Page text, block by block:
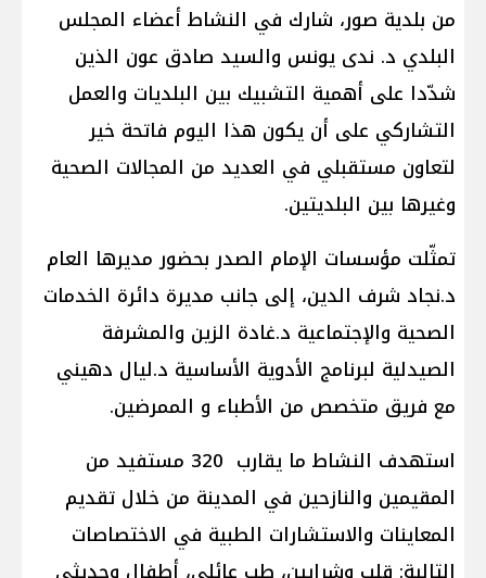
من بلدية صور، شارك في النشاط أعضاء المجلس
البلدي د. ندى يونس والسيد صادق عون الذين
شدّدا على أهمية التشبيك بين البلديات والعمل
التشاركي على أن يكون هذا اليوم فاتحة خير
لتعاون مستقبلي في العديد من المجالات الصحية
وغيرها بين البلديتين.
تمثّلت مؤسسات الإمام الصدر بحضور مديرها العام
د.نجاد شرف الدين، إلى جانب مديرة دائرة الخدمات
الصحية والإجتماعية د.غادة الزين والمشرفة
الصيدلية لبرنامج الأدوية الأساسية د.ليال دهيني
مع فريق متخصص من الأطباء و الممرضين.
استهدف النشاط ما يقارب 320 مستفيد من
المقيمين والنازحين في المدينة من خلال تقديم
المعاينات والاستشارات الطبية في الاختصاصات
التالية: قلب وشرايين، طب عائلي، أطفال وحديثي